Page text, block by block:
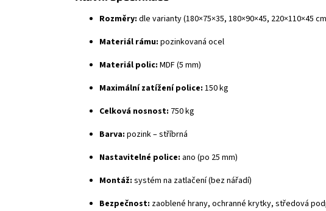
Rozměry: dle varianty (180×75×35, 180×90×45, 220×110×45
Materiál rámu: pozinkovaná ocel
Materiál polic: MDF (5 mm)
Maximální zatížení police: 150 kg
Celková nosnost: 750 kg
Barva: pozink – stříbrná
Nastavitelné police: ano (po 25 mm)
Montáž: systém na zatlačení (bez nářadí)
Bezpečnost: zaoblené hrany, ochranné krytky, středová